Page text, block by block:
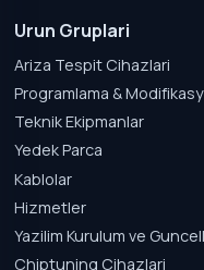
Urun Gruplari
Ariza Tespit Cihazlari
Programlama &
Teknik Ekipmanlar
Yedek Parca
Kablolar
Hizmetler
Yazilim Kurulum ve
Chiptuning Cihazlari